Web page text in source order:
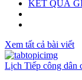
KẾT QUẢ
Xem tất cả bài viết
Lịch Tiếp công dân